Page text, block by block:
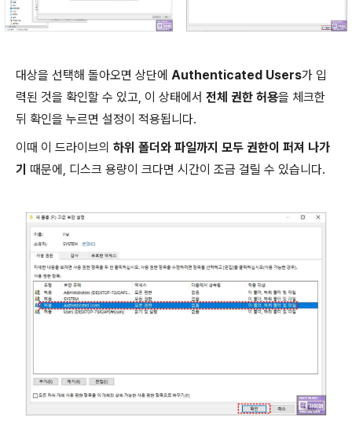
대상을 선택해 돌아오면 상단에 Authenticated Users가 입
력된 것을 확인할 수 있고, 이 상태에서 전체 권한 허용을 체크한
뒤 확인을 누르면 설정이 적용됩니다.
이때 이 드라이브의 하위 폴더와 파일까지 모두 권한이 퍼져 나가
기 때문에, 디스크 용량이 크다면 시간이 조금 걸릴 수 있습니다.